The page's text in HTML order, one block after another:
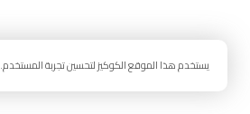
يستخدم هذا الموقع الكوكيز لتحسين تجربة المستخدم.